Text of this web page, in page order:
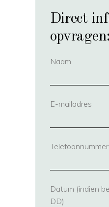
Direct
opvragen:
Naam
E-mailadres
Telefoonnummer
Datum (indien
DD)